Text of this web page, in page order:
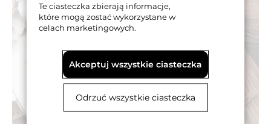
Te ciasteczka zbierają informacje,
które mogą zostać wykorzystane w
celach marketingowych.
Akceptuj wszystkie ciasteczka
Odrzuć wszystkie ciasteczka